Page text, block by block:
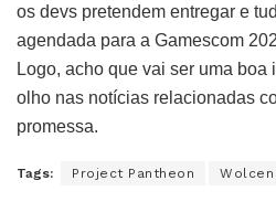
os devs pretendem entregar e
agendada para a Gamescom
Logo, acho que vai ser uma
olho nas notícias relacionadas
promessa.
Tags: Project Pantheon